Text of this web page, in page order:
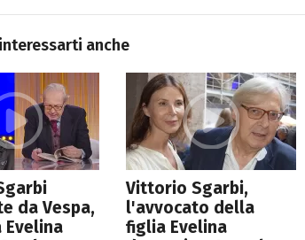
anche
da Vespa,
Vittorio Sgarbi,
l'avvocato della
figlia Evelina